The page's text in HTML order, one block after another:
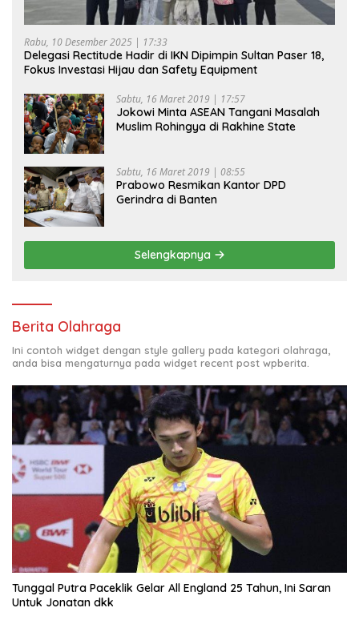
Rabu, 10 Desember 2025 | 17:33
Delegasi Rectitude Hadir di IKN Dipimpin Sultan Paser 18,
Fokus Investasi Hijau dan Safety Equipment
Sabtu, 16 Maret 2019 | 17:57
Jokowi Minta ASEAN Tangani Masalah
Muslim Rohingya di Rakhine State
Sabtu, 16 Maret 2019 | 08:55
Prabowo Resmikan Kantor DPD
Gerindra di Banten
Selengkapnya
Berita Olahraga
Ini contoh widget dengan style gallery pada kategori olahraga,
anda bisa mengaturnya pada widget recent post wpberita.
Tunggal Putra Paceklik Gelar All England 25 Tahun, Ini Saran
Untuk Jonatan dkk